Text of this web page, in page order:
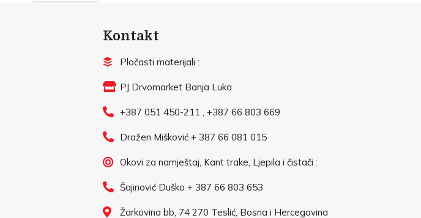
Kontakt
Pločasti materijali :
PJ Drvomarket Banja Luka
+387 051 450-211 , +387 66 803 669
Dražen Mišković + 387 66 081 015
Okovi za namještaj, Kant trake, Ljepila i čistači :
Šajinović Duško + 387 66 803 653
Žarkovina bb, 74 270 Teslić, Bosna i Hercegovina